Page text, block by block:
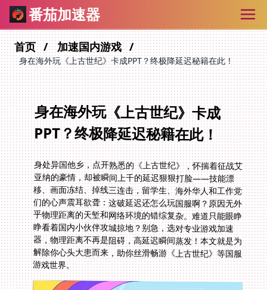
番茄加速器
首页 加速国内游戏
身在海外玩《上古世纪》卡成PPT？终极降延迟秘籍在此！
身在海外玩《上古世纪》卡成
PPT？终极降延迟秘籍在此！
身处异国他乡，点开熟悉的《上古世纪》，怀揣着征战艾
亚纳的豪情，却被瞬间上千的延迟狠狠打脸——技能漂
移、画面冻结、掉线三连击，留学生、海外华人和工作党
们的心声震耳欲聋：这破延迟还怎么玩国服啊？原因无外
乎物理距离的天堑和网络环境的错综复杂。难道只能眼睁
睁看着国内小伙伴攻城掠地？别急，选对专业游戏加速
器，物理距离不再是阻碍，高延迟瞬间蒸发！本文就是为
解除你心头大患而来，助你丝滑畅游《上古世纪》等国服
游戏世界。